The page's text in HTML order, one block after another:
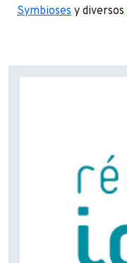
Symbioses y diversos